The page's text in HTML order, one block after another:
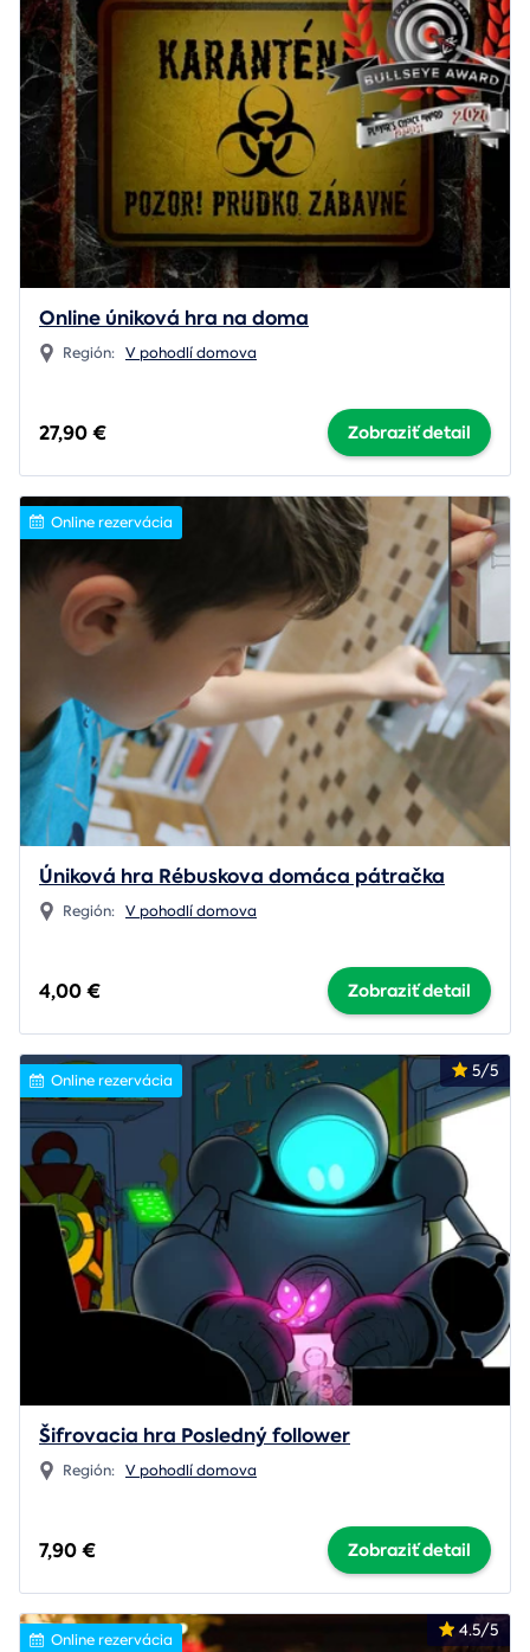
Online úniková hra na doma
Región: V pohodlí domova
27,90 € Zobraziť detail
Online rezervácia
Úniková hra Rébuskova domáca pátračka
Región: V pohodlí domova
4,00 € Zobraziť detail
5/5
Online rezervácia
Šifrovacia hra Posledný follower
Región: V pohodlí domova
7,90 € Zobraziť detail
4.5/5
Online rezervácia